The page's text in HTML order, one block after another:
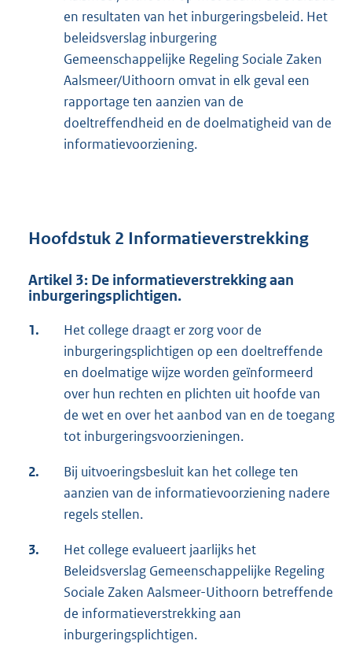
en resultaten van het inburgeringsbeleid. Het
beleidsverslag inburgering
Gemeenschappelijke Regeling Sociale Zaken
Aalsmeer/Uithoorn omvat in elk geval een
rapportage ten aanzien van de
doeltreffendheid en de doelmatigheid van de
informatievoorziening.
Hoofdstuk 2 Informatieverstrekking
Artikel 3: De informatieverstrekking aan
inburgeringsplichtigen.
1.
Het college draagt er zorg voor de
inburgeringsplichtigen op een doeltreffende
en doelmatige wijze worden geïnformeerd
over hun rechten en plichten uit hoofde van
de wet en over het aanbod van en de toegang
tot inburgeringsvoorzieningen.
2.
Bij uitvoeringsbesluit kan het college ten
aanzien van de informatievoorziening nadere
regels stellen.
3.
Het college evalueert jaarlijks het
Beleidsverslag Gemeenschappelijke Regeling
Sociale Zaken Aalsmeer-Uithoorn betreffende
de informatieverstrekking aan
inburgeringsplichtigen.